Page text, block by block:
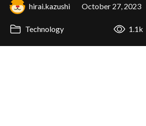
hirai.kazushi October 27, 2023
Technology 1.1k